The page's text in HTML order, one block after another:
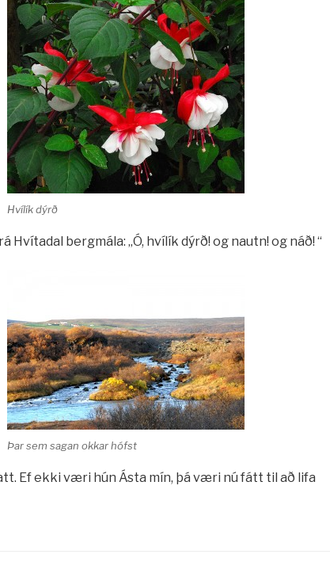
Hvílík dýrð
Hvítadal bergmála: „Ó, hvílík dýrð! og nautn! og náð! “
Þar sem sagan okkar hófst
Ef ekki væri hún Ásta mín, þá væri nú fátt til að lifa